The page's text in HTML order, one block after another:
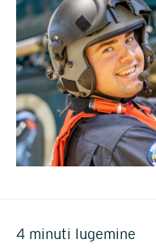
4 minuti lugemine